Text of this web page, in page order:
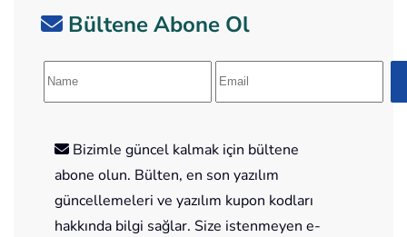
Bültene Abone Ol
Bizimle güncel kalmak için bültene
abone olun. Bülten, en son yazılım
güncellemeleri ve yazılım kupon kodları
hakkında bilgi sağlar. Size istenmeyen e-